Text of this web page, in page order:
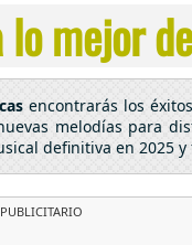
mejor
encontrarás los
melodías para
definitiva en